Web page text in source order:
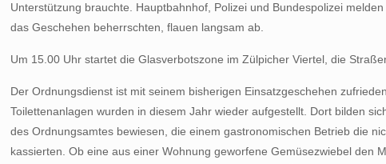
Unterstützung brauchte. Hauptbahnhof, Polizei und Bundespolizei
das Geschehen beherrschten, flauen langsam ab.
Um 15.00 Uhr startet die Glasverbotszone im Zülpicher Viertel, die
Der Ordnungsdienst ist mit seinem bisherigen Einsatzgeschehen
Toilettenanlagen wurden in diesem Jahr wieder aufgestellt. Dort bilden
des Ordnungsamtes bewiesen, die einem gastronomischen Betrieb die
kassierten. Ob eine aus einer Wohnung geworfene Gemüsezwiebel den